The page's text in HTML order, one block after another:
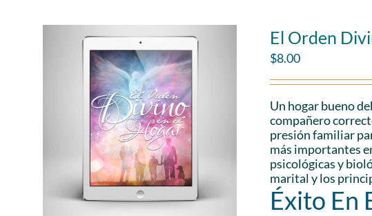
El Orden
$8.00
Un hogar bueno
compañero
presión familiar
más importantes
psicológicas y
marital y los
Éxito En